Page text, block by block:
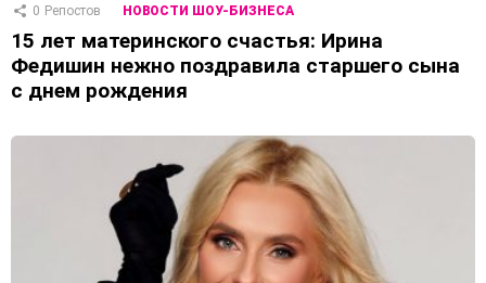
0 Репостов НОВОСТИ ШОУ-БИЗНЕСА
15 лет материнского счастья: Ирина
Федишин нежно поздравила старшего сына
с днем ​​рождения